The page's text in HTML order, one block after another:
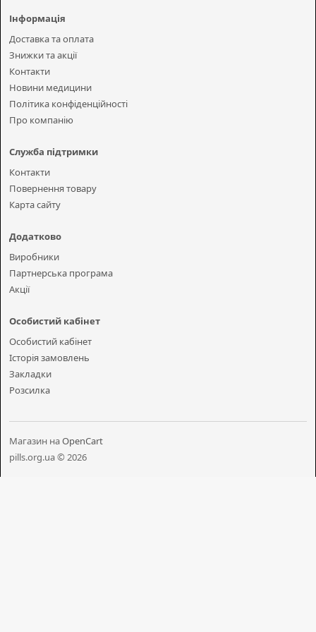
Інформація
Доставка та оплата
Знижки та акції
Контакти
Новини медицини
Політика конфіденційності
Про компанію
Служба підтримки
Контакти
Повернення товару
Карта сайту
Додатково
Виробники
Партнерська програма
Акції
Особистий кабінет
Особистий кабінет
Історія замовлень
Закладки
Розсилка
Магазин наOpenCart
pills.org.ua © 2026